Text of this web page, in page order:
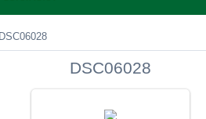
DSC06028